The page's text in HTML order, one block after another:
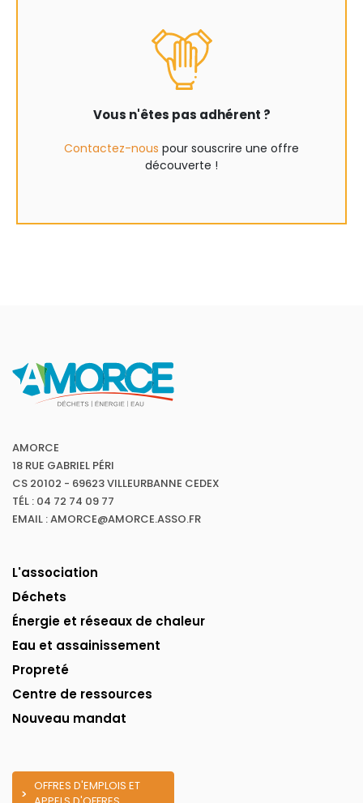
Vous n'êtes pas adhérent ?
Contactez-nous pour souscrire une offre
découverte !
AMORCE
18 RUE GABRIEL PÉRI
CS 20102 - 69623 VILLEURBANNE CEDEX
TÉL : 04 72 74 09 77
EMAIL : AMORCE@AMORCE.ASSO.FR
L'association
Déchets
Énergie et réseaux de chaleur
Eau et assainissement
Propreté
Centre de ressources
Nouveau mandat
OFFRES D'EMPLOIS ET